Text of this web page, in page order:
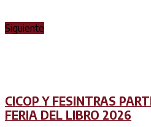
Siguiente
CICOP Y FESINTRAS
FERIA DEL LIBRO 2026